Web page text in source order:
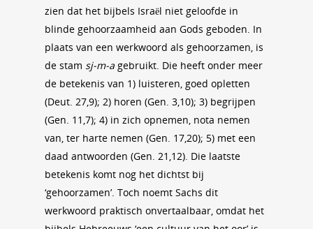
zien dat het bijbels Israël niet geloofde in
blinde gehoorzaamheid aan Gods geboden. In
plaats van een werkwoord als gehoorzamen, is
de stam sj-m-a gebruikt. Die heeft onder meer
de betekenis van 1) luisteren, goed opletten
(Deut. 27,9); 2) horen (Gen. 3,10); 3) begrijpen
(Gen. 11,7); 4) in zich opnemen, nota nemen
van, ter harte nemen (Gen. 17,20); 5) met een
daad antwoorden (Gen. 21,12). Die laatste
betekenis komt nog het dichtst bij
‘gehoorzamen’. Toch noemt Sachs dit
werkwoord praktisch onvertaalbaar, omdat het